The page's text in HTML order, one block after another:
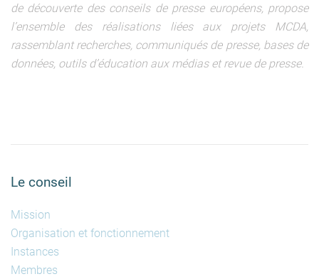
de découverte des conseils de presse européens, propose
l’ensemble des réalisations liées aux projets MCDA,
rassemblant recherches, communiqués de presse, bases de
données, outils d’éducation aux médias et revue de presse.
Le conseil
Mission
Organisation et fonctionnement
Instances
Membres